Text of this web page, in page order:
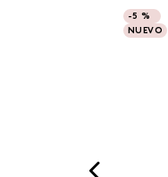
-5 %
NUEVO